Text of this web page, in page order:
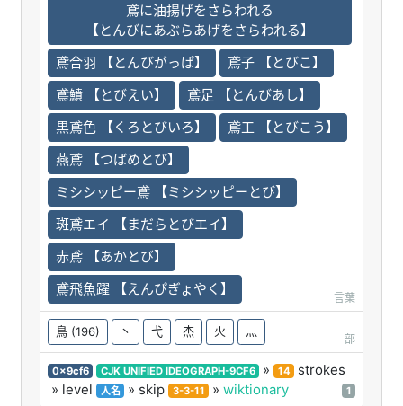
鳶に油揚げをさらわれる
【とんびにあぶらあげをさらわれる】
鳶合羽 【とんびがっぱ】
鳶子 【とびこ】
鳶鱝 【とびえい】
鳶足 【とんびあし】
黒鳶色 【くろとびいろ】
鳶工 【とびこう】
燕鳶 【つばめとび】
ミシシッピー鳶 【ミシシッピーとび】
斑鳶エイ 【まだらとびエイ】
赤鳶 【あかとび】
鳶飛魚躍 【えんぴぎょやく】
言葉
鳥 (196) 丶 弋 杰 火 灬
部
0x9cf6 CJK UNIFIED IDEOGRAPH-9CF6 » 14
strokes
» level
人名 » skip 3-3-11 » wiktionary 1